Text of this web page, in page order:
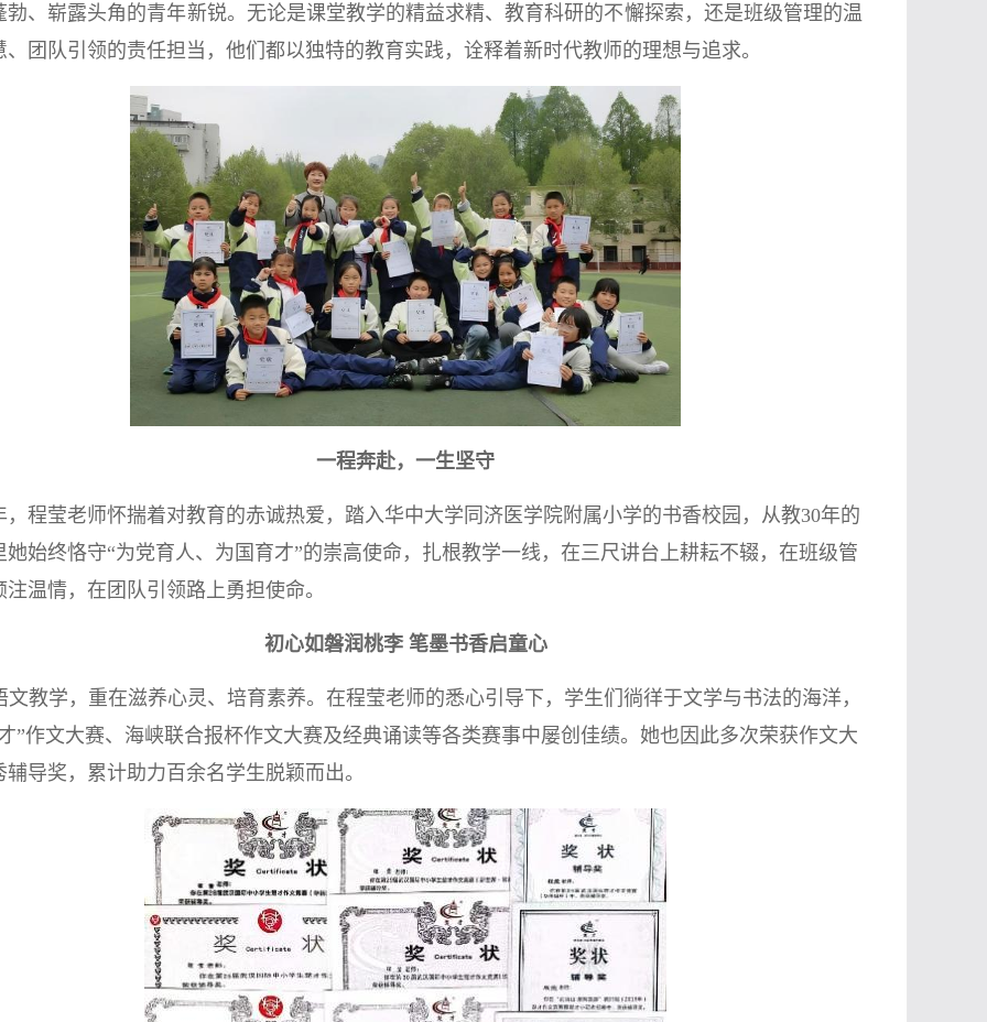
勃、崭露头角的青年新锐。无论是课堂教学的精益求精、教育科研的不懈探索，还是班级管理的温
、团队引领的责任担当，他们都以独特的教育实践，诠释着新时代教师的理想与追求。
一程奔赴，一生坚守
，程莹老师怀揣着对教育的赤诚热爱，踏入华中大学同济医学院附属小学的书香校园，从教30年的
她始终恪守“为党育人、为国育才”的崇高使命，扎根教学一线，在三尺讲台上耕耘不辍，在班级管
注温情，在团队引领路上勇担使命。
初心如磐润桃李 笔墨书香启童心
文教学，重在滋养心灵、培育素养。在程莹老师的悉心引导下，学生们徜徉于文学与书法的海洋，
”作文大赛、海峡联合报杯作文大赛及经典诵读等各类赛事中屡创佳绩。她也因此多次荣获作文大
辅导奖，累计助力百余名学生脱颖而出。